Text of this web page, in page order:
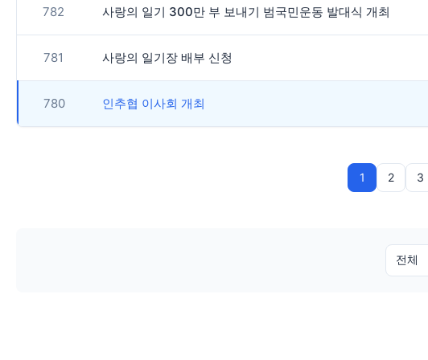
782 사랑의 일기 300만 부 보내기 범국민운동 발대식 개최
781 사랑의 일기장 배부 신청
780 인추협 이사회 개최
1 2 3